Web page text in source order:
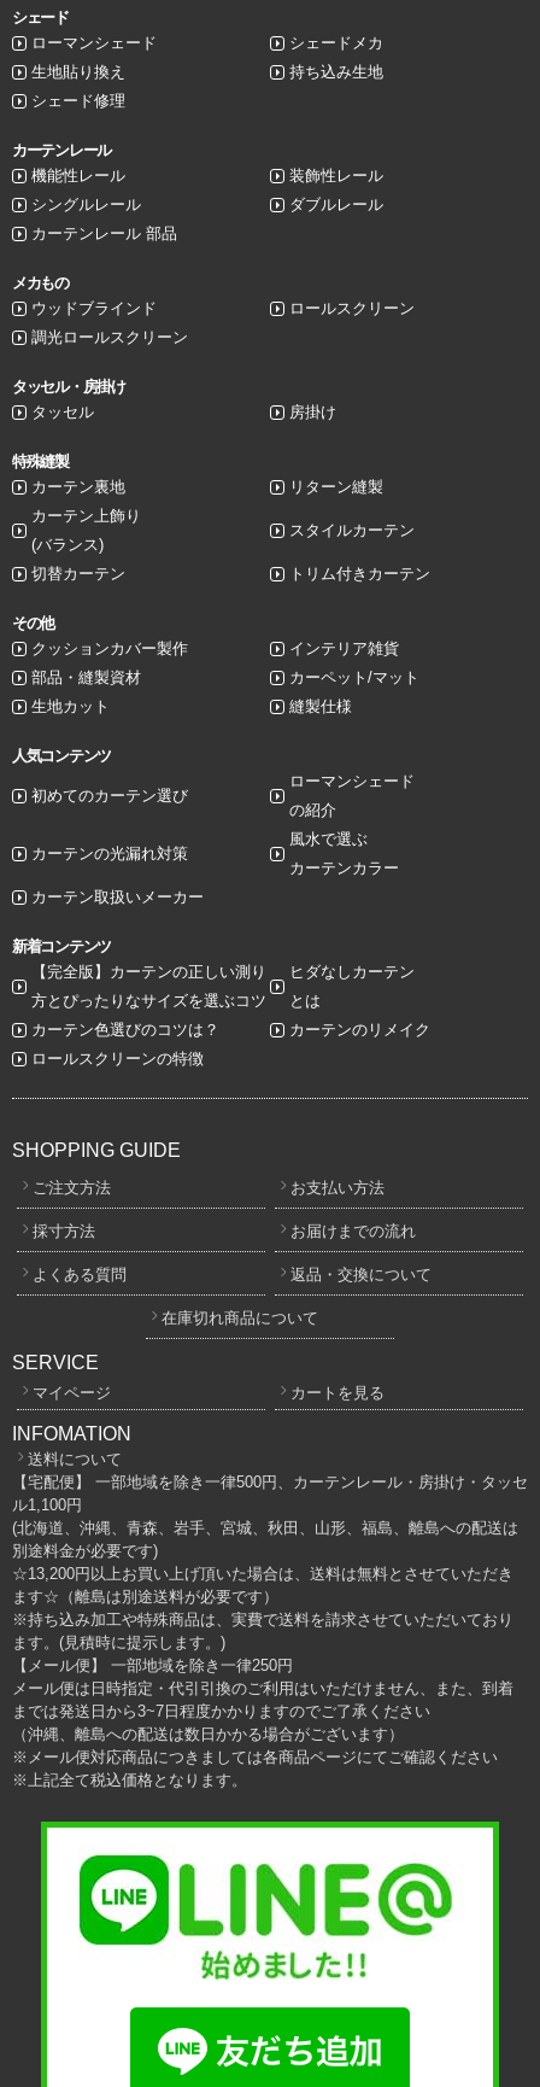
シェード
ローマンシェード
シェードメカ
生地貼り換え
持ち込み生地
シェード修理
カーテンレール
機能性レール
装飾性レール
シングルレール
ダブルレール
カーテンレール 部品
メカもの
ウッドブラインド
ロールスクリーン
調光ロールスクリーン
タッセル・房掛け
タッセル
房掛け
特殊縫製
カーテン裏地
リターン縫製
カーテン上飾り
(バランス)
スタイルカーテン
切替カーテン トリム付きカーテン
その他
クッションカバー製作
インテリア雑貨
部品・縫製資材
カーペット/マット
生地カット
縫製仕様
人気コンテンツ
初めてのカーテン選び
ローマンシェード
の紹介
カーテンの光漏れ対策
風水で選ぶ
カーテンカラー
カーテン取扱いメーカー
新着コンテンツ
【完全版】カーテンの正しい測り
方とぴったりなサイズを選ぶコツ
ヒダなしカーテン
とは
カーテン色選びのコツは？
カーテンのリメイク
ロールスクリーンの特徴
SHOPPING GUIDE
ご注文方法 お支払い方法
採寸方法 お届けまでの流れ
よくある質問 返品・交換について
在庫切れ商品について
SERVICE
マイページ カートを見る
INFOMATION
送料について
【宅配便】 一部地域を除き一律500円、カーテンレール・房掛け・タッセ
ル1,100円
(北海道、沖縄、青森、岩手、宮城、秋田、山形、福島、離島への配送は
別途料金が必要です)
☆13,200円以上お買い上げ頂いた場合は、送料は無料とさせていただき
ます☆（離島は別途送料が必要です）
※持ち込み加工や特殊商品は、実費で送料を請求させていただいており
ます。(見積時に提示します。)
【メール便】 一部地域を除き一律250円
メール便は日時指定・代引引換のご利用はいただけません、また、到着
までは発送日から3~7日程度かかりますのでご了承ください
（沖縄、離島への配送は数日かかる場合がございます）
※メール便対応商品につきましては各商品ページにてご確認ください
※上記全て税込価格となります。